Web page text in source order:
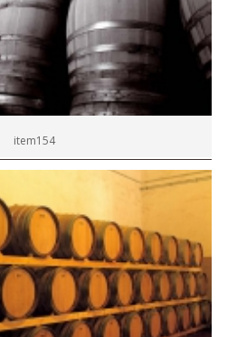
item154